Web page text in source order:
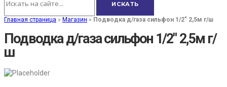
Главная страница » Магазин » Подводка д/газа сильфон 1/2" 2,5м г/ш
Подводка д/газа сильфон 1/2" 2,5м г/
ш